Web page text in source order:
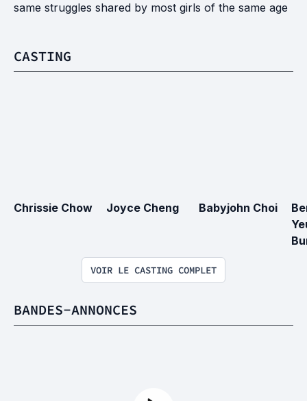
same struggles shared by most girls of the same age
CASTING
Chrissie Chow Joyce Cheng Babyjohn Choi
VOIR LE CASTING COMPLET
BANDES-ANNONCES